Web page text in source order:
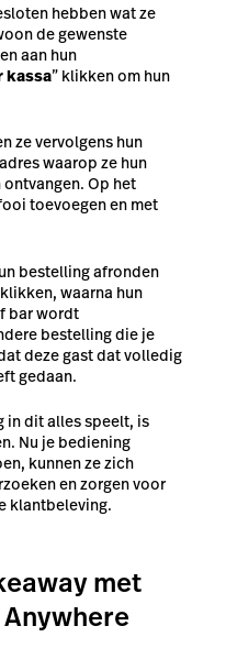
hebben wat ze
de gewenste
aan hun
kassa” klikken om hun
ze vervolgens hun
waarop ze hun
Op het
toevoegen en met
bestelling afronden
klikken, waarna hun
bar wordt
bestelling die je
deze gast dat volledig
gedaan.
in dit alles speelt, is
Nu je bediening
kunnen ze zich
en zorgen voor
klantbeleving.
met